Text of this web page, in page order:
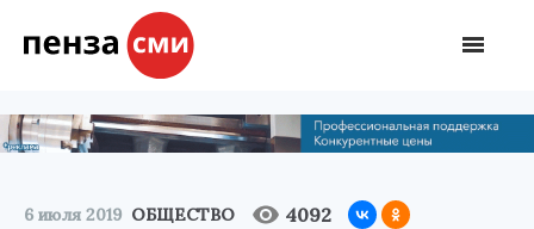
6 июля 2019 ОБЩЕСТВО 4092